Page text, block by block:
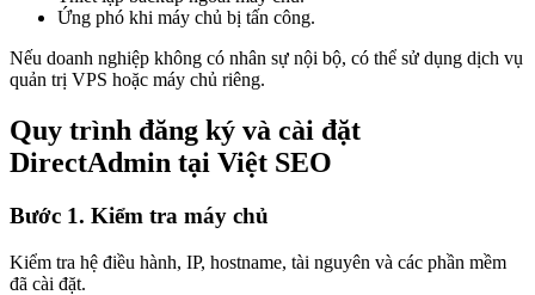
Ứng phó khi máy chủ bị tấn công.
Nếu doanh nghiệp không có nhân sự nội bộ, có thể sử dụng dịch vụ
quản trị VPS hoặc máy chủ riêng.
Quy trình đăng ký và cài đặt
DirectAdmin tại Việt SEO
Bước 1. Kiểm tra máy chủ
Kiểm tra hệ điều hành, IP, hostname, tài nguyên và các phần mềm
đã cài đặt.